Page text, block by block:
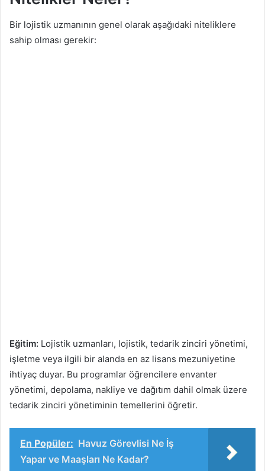
Bir lojistik uzmanının genel olarak aşağıdaki niteliklere
sahip olması gerekir:
Eğitim: Lojistik uzmanları, lojistik, tedarik zinciri yönetimi,
işletme veya ilgili bir alanda en az lisans mezuniyetine
ihtiyaç duyar. Bu programlar öğrencilere envanter
yönetimi, depolama, nakliye ve dağıtım dahil olmak üzere
tedarik zinciri yönetiminin temellerini öğretir.
En Popüler: Havuz Görevlisi Ne İş
Yapar ve Maaşları Ne Kadar?